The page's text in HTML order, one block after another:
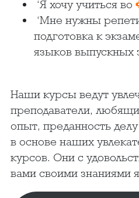
‘Я хочу учиться во
‘Мне нужны
подготовка к
языков выпускных
Наши курсы ведут
преподаватели,
опыт, преданность
в основе наших
курсов. Они с
вами своими знаниями